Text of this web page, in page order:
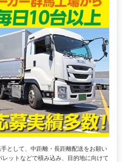
として、中距離・長距離配送をお願い
レットなどで積み込み、目的地に向けて